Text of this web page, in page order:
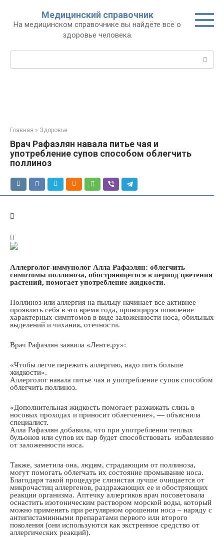
контенту
Медицинский справочник
На медицинском справочнике вы найдёте всё о
здоровье человека.
Главная » Здоровье
Врач Рафаэлян навала питье чая и
употребление супов способом облегчить
поллиноз
Аллерголог-иммунолог Алла Рафаэлян: облегчить
симптомы поллиноза, обостряющегося в период цветения
растений, помогает употребление жидкости.
Поллиноз или аллергия на пыльцу начинает все активнее
проявлять себя в это время года, провоцируя появление
характерных симптомов в виде заложенности носа, обильных
выделений и чихания, отечности.
Врач Рафаэлян заявила «Ленте.ру»:
«Чтобы легче пережить аллергию, надо пить больше
жидкости».
Аллерголог навала питье чая и употребление супов способом
облегчить поллиноз.
«Дополнительная жидкость помогает разжижать слизь в
носовых проходах и приносит облегчение», — объяснила
специалист.
Алла Рафаэлян добавила, что при употреблении теплых
бульонов или супов их пар будет способствовать избавлению
от заложенности носа.
Также, заметила она, людям, страдающим от поллиноза,
могут помогать облегчать их состояние промывание носа.
Благодаря такой процедуре слизистая лучше очищается от
микрочастиц аллергенов, раздражающих ее и обостряющих
реакции организма. Аптечку аллергиков врач посоветовала
оснастить изотоническим раствором морской воды, который
можно применять при регулярном орошении носа – наряду с
антигистаминными препаратами первого или второго
поколения (они используются как экстренное средство от
аллергических реакций).